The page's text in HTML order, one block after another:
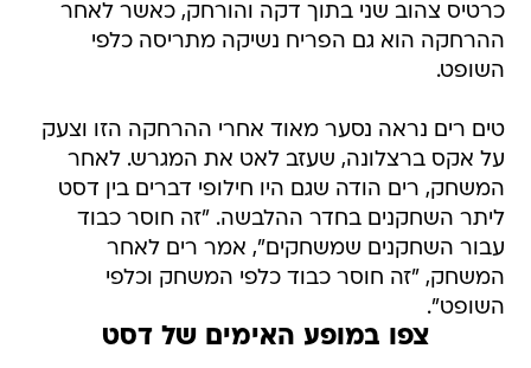
כרטיס צהוב שני בתוך דקה והורחק, כאשר לאחר
ההרחקה הוא גם הפריח נשיקה מתריסה כלפי
השופט.
טים רים נראה נסער מאוד אחרי ההרחקה הזו וצעק
על אקס ברצלונה, שעזב לאט את המגרש. לאחר
המשחק, רים הודה שגם היו חילופי דברים בין דסט
ליתר השחקנים בחדר ההלבשה. "זה חוסר כבוד
עבור השחקנים שמשחקים", אמר רים לאחר
המשחק, "זה חוסר כבוד כלפי המשחק וכלפי
השופט".
צפו במופע האימים של דסט